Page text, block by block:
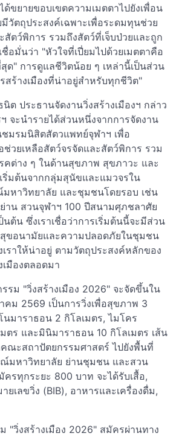
ด้ขยายขอบเขตความเมตตาไปยังเพื่อน
วัตถุประสงค์เฉพาะเพื่อระดมทุนช่วย
สัตว์พิการ รวมถึงสัตว์ที่เจ็บป่วยและถูก
ชื่อมั่นว่า "หัวใจที่เปี่ยมไปด้วยเมตตาคือ
ด" การดูแลชีวิตน้อย ๆ เหล่านี้เป็นส่วน
ร้างเมืองที่น่าอยู่สำหรับทุกชีวิต"
ต ประธานจัดงานวิ่งสร้างเมืองฯ กล่าว
จะนำรายได้ส่วนหนึ่งจากการจัดงาน
มรมนิสิตสัตวแพทย์จุฬาฯ เพื่อ
วยเหลือสัตว์จรจัดและสัตว์พิการ รวม
คต่าง ๆ ในด้านสุขภาพ สุขภาวะ และ
ริ่มต้นจากกลุ่มสุนัขและแมวจรใน
หาวิทยาลัย และชุมชนโดยรอบ เช่น
าน สวนจุฬาฯ 100 ปีสนามศุภชลาศัย
ต้น ซึ่งเราเชื่อว่าการเริ่มต้นนี้จะมีส่วน
ขอนามัยและความปลอดภัยในชุมชน
เราให้น่าอยู่ ตามวัตถุประสงค์หลักของ
เมืองตลอดมา
รม "วิ่งสร้างเมือง 2026" จะจัดขึ้นใน
ม 2569 เป็นการวิ่งเพื่อสุขภาพ 3
นมาราธอน 2 กิโลเมตร, ไมโคร
ตร และมินิมาราธอน 10 กิโลเมตร เส้น
คณะสถาปัตยกรรมศาสตร์ ไปยังพื้นที่
ณ์มหาวิทยาลัย ย่านชุมชน และสวน
รทุกระยะ 800 บาท จะได้รับเสื้อ,
ยเลขวิ่ง (BIB), อาหารและเครื่องดื่ม,
"วิ่งสร้างเมือง 2026" สมัครผ่านทาง